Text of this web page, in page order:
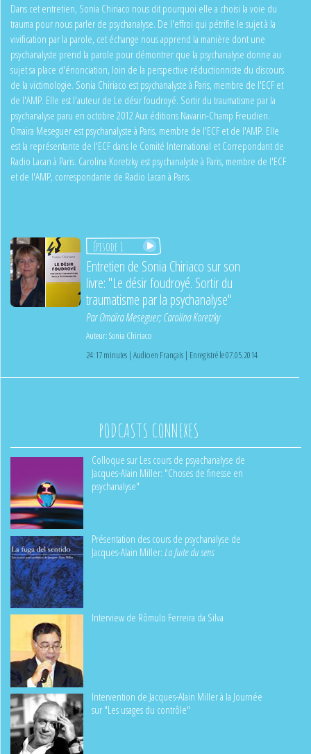
Dans cet entretien, Sonia Chiriaco nous dit pourquoi elle a choisi la voie du
trauma pour nous parler de psychanalyse. De l'effroi qui pétrifie le sujet à la
vivification par la parole, cet échange nous apprend la manière dont une
psychanalyste prend la parole pour démontrer que la psychanalyse donne au
sujet sa place d'énonciation, loin de la perspective réductionniste du discours
de la victimologie. Sonia Chiriaco est psychanalyste à Paris, membre de l'ECF et
de l'AMP. Elle est l'auteur de Le désir foudroyé. Sortir du traumatisme par la
psychanalyse paru en octobre 2012 Aux éditions Navarin-Champ Freudien.
Omaira Meseguer est psychanalyste à Paris, membre de l'ECF et de l'AMP. Elle
est la représentante de l'ECF dans le Comité International et Correpondant de
Radio Lacan à Paris. Carolina Koretzky est psychanalyste à Paris, membre de l'ECF
et de l'AMP, correspondante de Radio Lacan à Paris.
Épisode 1
Entretien de Sonia Chiriaco sur son
livre: "Le désir foudroyé. Sortir du
traumatisme par la psychanalyse"
ParOmaïra Meseguer;Carolina Koretzky
Auteur:Sonia Chiriaco
24:17 minutes | Audio en Français | Enregistré le 07.05.2014
PODCASTS CONNEXES
Colloque sur Les cours de psyachanalyse de
Jacques-Alain Miller: "Choses de finesse en
psychanalyse"
Présentation des cours de psychanalyse de
Jacques-Alain Miller:La fuite du sens
Interview de Rômulo Ferreira da Silva
Intervention de Jacques-Alain Miller à la Journée
sur "Les usages du contrôle"